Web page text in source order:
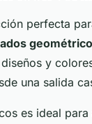
perfecta
y
una salida
es ideal